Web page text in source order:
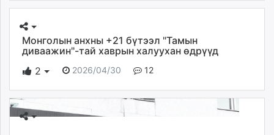
Монголын анхны +21 бүтээл "Тамын
диваажин"-тай хаврын халуухан өдрүүд